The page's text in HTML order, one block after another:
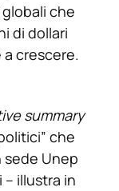
che
di dollari
a crescere.
summary
che
sede Unep
– illustra in